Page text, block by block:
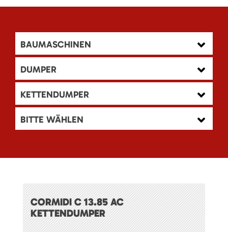
BAUMASCHINEN
DUMPER
KETTENDUMPER
BITTE WÄHLEN
CORMIDI C 13.85 AC
KETTENDUMPER